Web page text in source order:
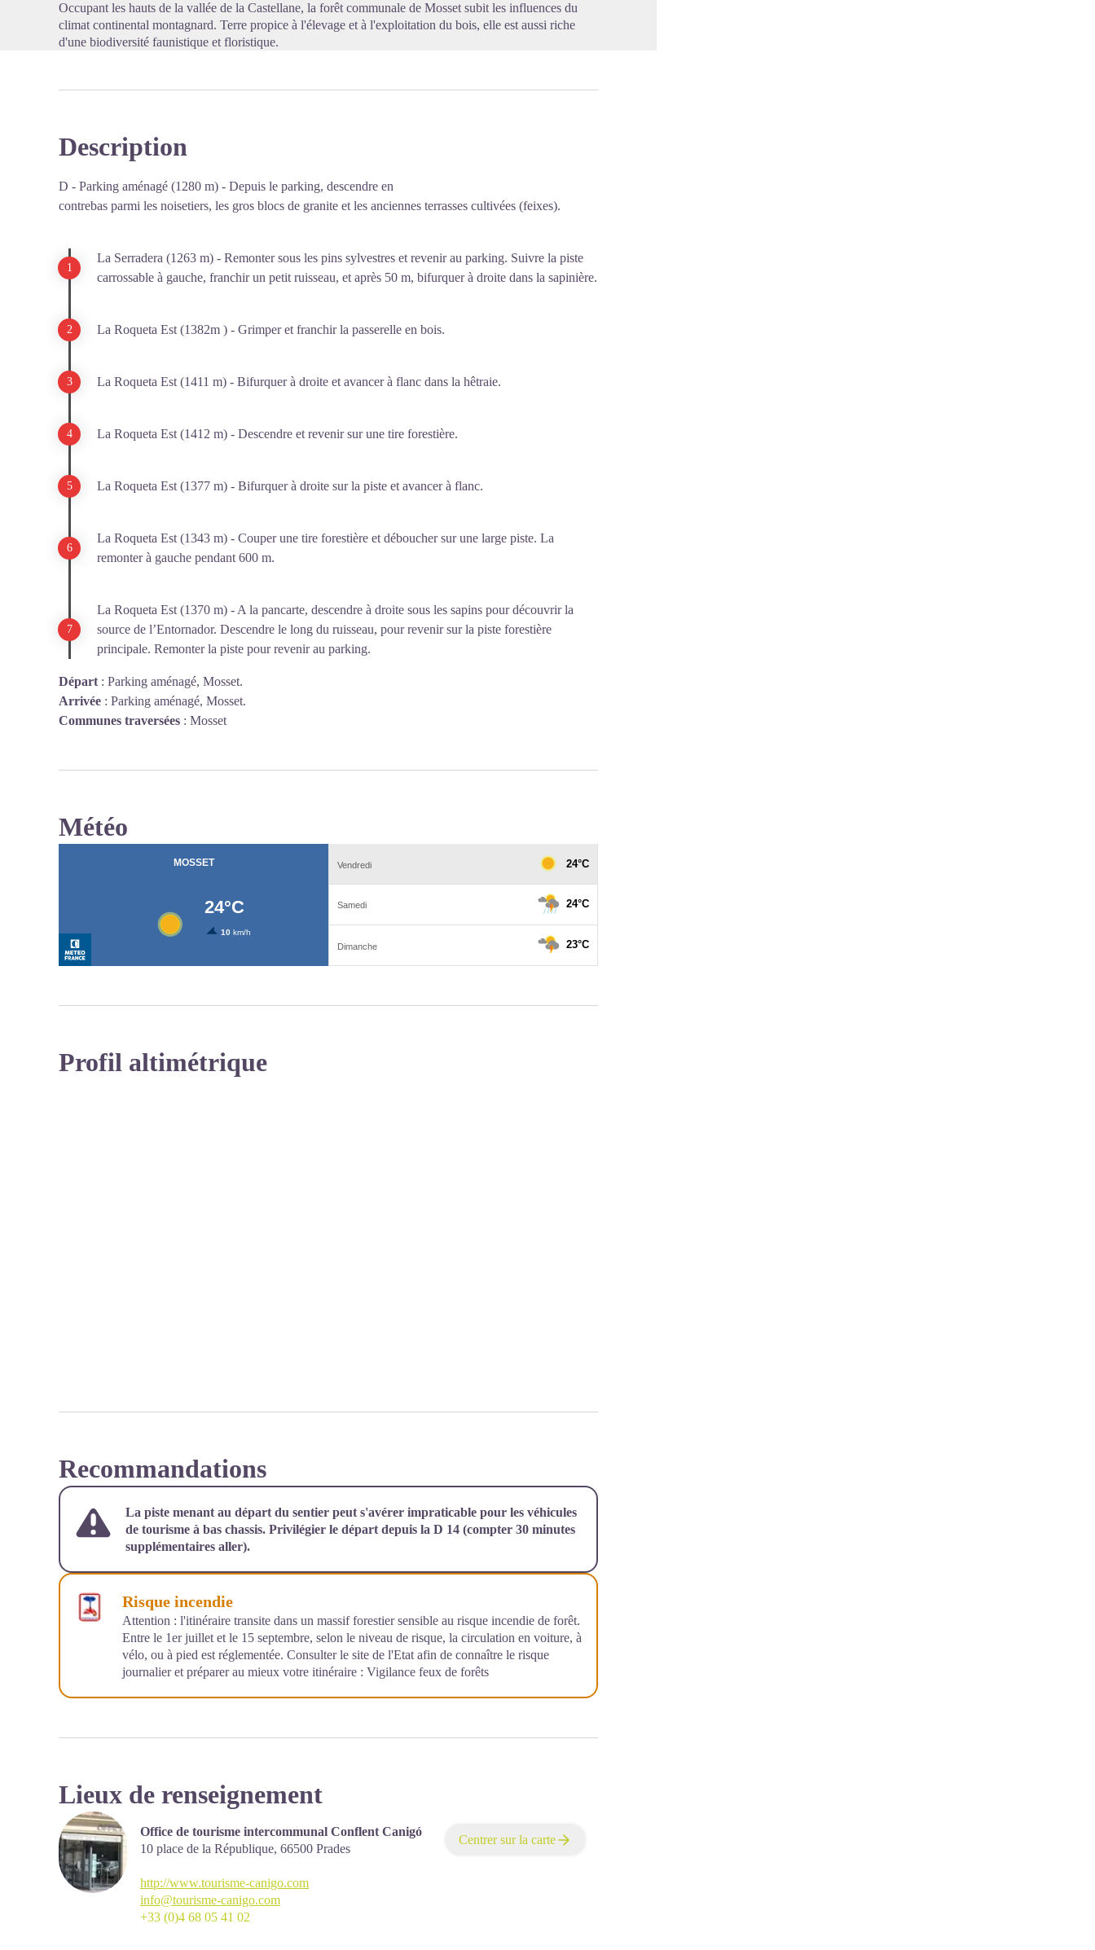
Occupant les hauts de la vallée de la Castellane, la forêt communale de Mosset subit les influences du
climat continental montagnard. Terre propice à l'élevage et à l'exploitation du bois, elle est aussi riche
d'une biodiversité faunistique et floristique.
Description
D - Parking aménagé (1280 m) - Depuis le parking, descendre en
contrebas parmi les noisetiers, les gros blocs de granite et les anciennes terrasses cultivées (feixes).
La Serradera (1263 m) - Remonter sous les pins sylvestres et revenir au parking. Suivre la piste
carrossable à gauche, franchir un petit ruisseau, et après 50 m, bifurquer à droite dans la sapinière.
La Roqueta Est (1382m ) - Grimper et franchir la passerelle en bois.
La Roqueta Est (1411 m) - Bifurquer à droite et avancer à flanc dans la hêtraie.
La Roqueta Est (1412 m) - Descendre et revenir sur une tire forestière.
La Roqueta Est (1377 m) - Bifurquer à droite sur la piste et avancer à flanc.
La Roqueta Est (1343 m) - Couper une tire forestière et déboucher sur une large piste. La
remonter à gauche pendant 600 m.
La Roqueta Est (1370 m) - A la pancarte, descendre à droite sous les sapins pour découvrir la
source de l’Entornador. Descendre le long du ruisseau, pour revenir sur la piste forestière
principale. Remonter la piste pour revenir au parking.
Départ : Parking aménagé, Mosset.
Arrivée : Parking aménagé, Mosset.
Communes traversées : Mosset
Météo
Profil altimétrique
Recommandations
La piste menant au départ du sentier peut s'avérer impraticable pour les véhicules
de tourisme à bas chassis. Privilégier le départ depuis la D 14 (compter 30 minutes
supplémentaires aller).
Risque incendie
Attention : l'itinéraire transite dans un massif forestier sensible au risque incendie de forêt.
Entre le 1er juillet et le 15 septembre, selon le niveau de risque, la circulation en voiture, à
vélo, ou à pied est réglementée. Consulter le site de l'Etat afin de connaître le risque
journalier et préparer au mieux votre itinéraire : Vigilance feux de forêts
Lieux de renseignement
Office de tourisme intercommunal Conflent Canigó
10 place de la République, 66500 Prades
Centrer sur la carte
http://www.tourisme-canigo.com
info@tourisme-canigo.com
+33 (0)4 68 05 41 02